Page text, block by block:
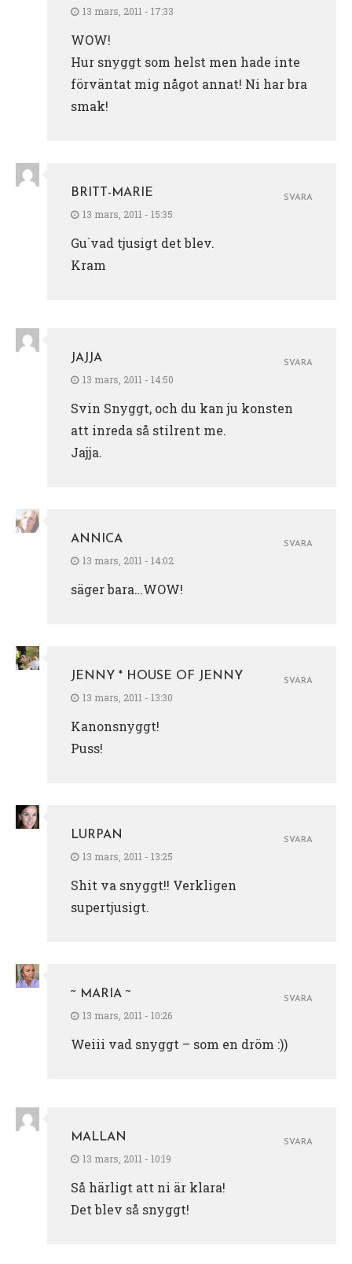
13 mars, 2011 - 17:33
WOW!
Hur snyggt som helst men hade inte
förväntat mig något annat! Ni har bra
smak!
BRITT-MARIE
13 mars, 2011 - 15:35
Gu`vad tjusigt det blev.
Kram
SVARA
JAJJA
13 mars, 2011 - 14:50
Svin Snyggt, och du kan ju konsten
att inreda så stilrent me.
Jajja.
SVARA
ANNICA
13 mars, 2011 - 14:02
säger bara…WOW!
SVARA
JENNY * HOUSE OF JENNY
13 mars, 2011 - 13:30
Kanonsnyggt!
Puss!
SVARA
LURPAN
13 mars, 2011 - 13:25
Shit va snyggt!! Verkligen
supertjusigt.
SVARA
~ MARIA ~
13 mars, 2011 - 10:26
Weiii vad snyggt – som en dröm :))
SVARA
MALLAN
13 mars, 2011 - 10:19
Så härligt att ni är klara!
Det blev så snyggt!
SVARA